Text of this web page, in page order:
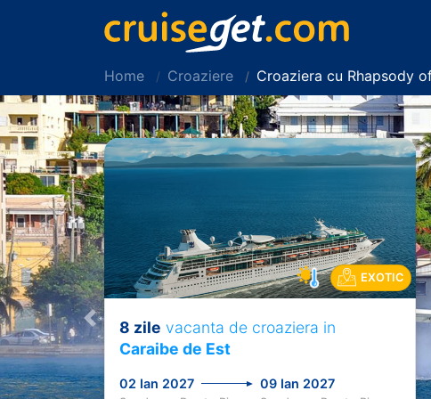
Home Croaziere Croaziera cu Rhapsody
Previous
EXOTIC
8 zile vacanta de croaziera in
Caraibe de Est
02 Ian 2027 09 Ian 2027